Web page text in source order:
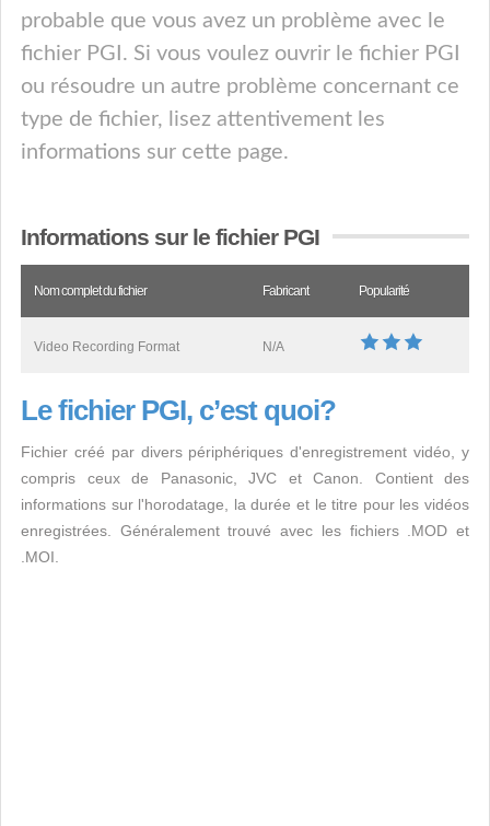
probable que vous avez un problème avec le
fichier PGI. Si vous voulez ouvrir le fichier PGI
ou résoudre un autre problème concernant ce
type de fichier, lisez attentivement les
informations sur cette page.
Informations sur le fichier PGI
Nom complet du fichier Fabricant Popularité
Video Recording Format N/A
Le fichier PGI, c’est quoi?
Fichier créé par divers périphériques d'enregistrement vidéo, y
compris ceux de Panasonic, JVC et Canon. Contient des
informations sur l'horodatage, la durée et le titre pour les vidéos
enregistrées. Généralement trouvé avec les fichiers .MOD et
.MOI.